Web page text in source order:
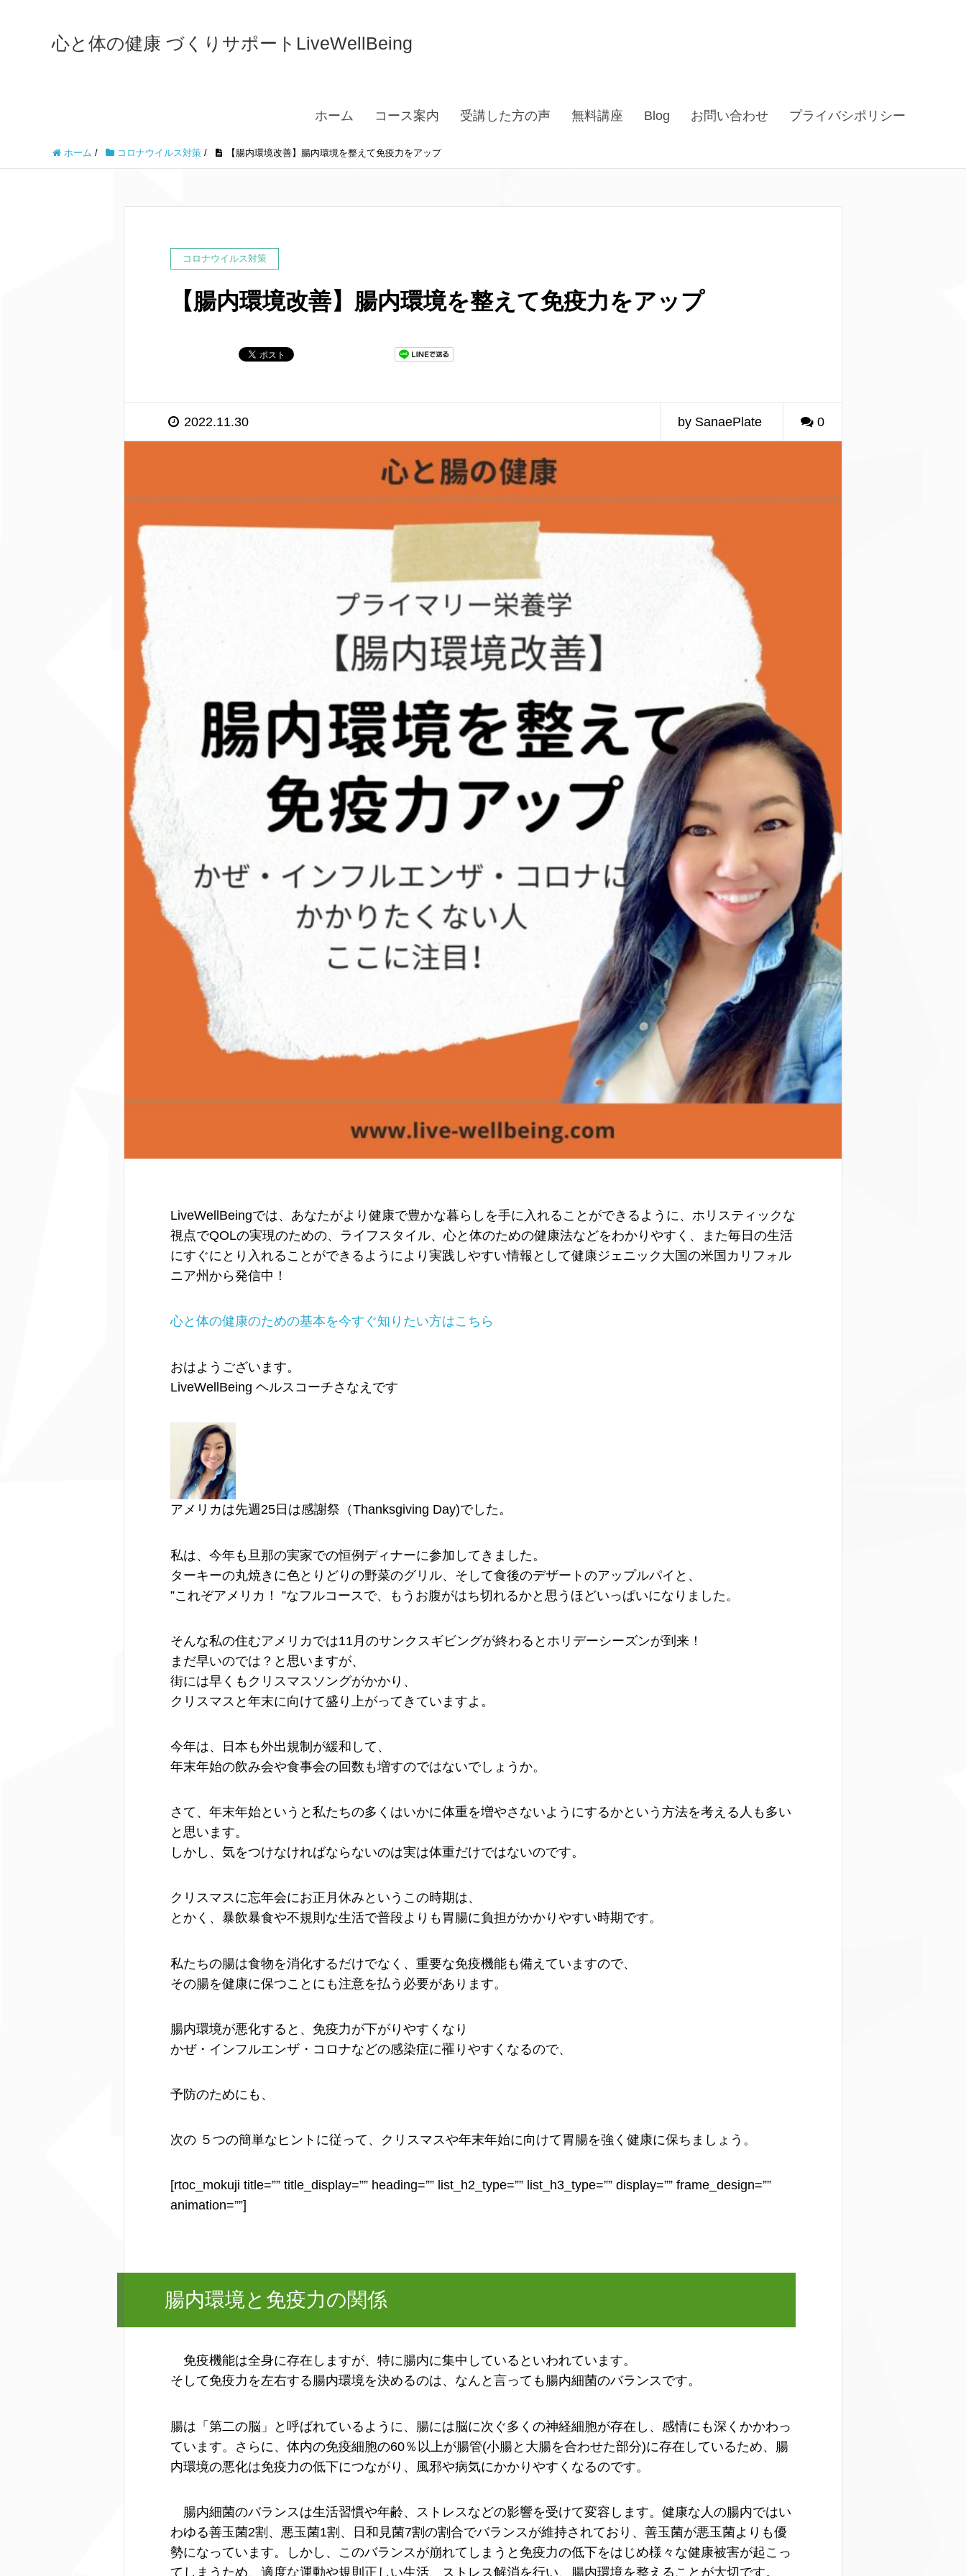
心と体の健康 づくりサポートLiveWellBeing
ホーム コース案内 受講した方の声 無料講座 Blog お問い合わせ プライバシポリシー
ホーム / コロナウイルス対策 / 【腸内環境改善】腸内環境を整えて免疫力をアップ
コロナウイルス対策
【腸内環境改善】腸内環境を整えて免疫力をアップ
2022.11.30 by SanaePlate 0
LiveWellBeingでは、あなたがより健康で豊かな暮らしを手に入れることができるように、ホリスティックな
視点でQOLの実現のための、ライフスタイル、心と体のための健康法などをわかりやすく、また毎日の生活
にすぐにとり入れることができるようにより実践しやすい情報として健康ジェニック大国の米国カリフォル
ニア州から発信中！
心と体の健康のための基本を今すぐ知りたい方はこちら
おはようございます。
LiveWellBeing ヘルスコーチさなえです
アメリカは先週25日は感謝祭（Thanksgiving Day)でした。
私は、今年も旦那の実家での恒例ディナーに参加してきました。
ターキーの丸焼きに色とりどりの野菜のグリル、そして食後のデザートのアップルパイと、
”これぞアメリカ！ ”なフルコースで、もうお腹がはち切れるかと思うほどいっぱいになりました。
そんな私の住むアメリカでは11月のサンクスギビングが終わるとホリデーシーズンが到来！
まだ早いのでは？と思いますが、
街には早くもクリスマスソングがかかり、
クリスマスと年末に向けて盛り上がってきていますよ。
今年は、日本も外出規制が緩和して、
年末年始の飲み会や食事会の回数も増すのではないでしょうか。
さて、年末年始というと私たちの多くはいかに体重を増やさないようにするかという方法を考える人も多い
と思います。
しかし、気をつけなければならないのは実は体重だけではないのです。
クリスマスに忘年会にお正月休みというこの時期は、
とかく、暴飲暴食や不規則な生活で普段よりも胃腸に負担がかかりやすい時期です。
私たちの腸は食物を消化するだけでなく、重要な免疫機能も備えていますので、
その腸を健康に保つことにも注意を払う必要があります。
腸内環境が悪化すると、免疫力が下がりやすくなり
かぜ・インフルエンザ・コロナなどの感染症に罹りやすくなるので、
予防のためにも、
次の ５つの簡単なヒントに従って、クリスマスや年末年始に向けて胃腸を強く健康に保ちましょう。
[rtoc_mokuji title=”” title_display=”” heading=”” list_h2_type=”” list_h3_type=”” display=”” frame_design=””
animation=””]
腸内環境と免疫力の関係
免疫機能は全身に存在しますが、特に腸内に集中しているといわれています。
そして免疫力を左右する腸内環境を決めるのは、なんと言っても腸内細菌のバランスです。
腸は「第二の脳」と呼ばれているように、腸には脳に次ぐ多くの神経細胞が存在し、感情にも深くかかわっ
ています。さらに、体内の免疫細胞の60％以上が腸管(小腸と大腸を合わせた部分)に存在しているため、腸
内環境の悪化は免疫力の低下につながり、風邪や病気にかかりやすくなるのです。
腸内細菌のバランスは生活習慣や年齢、ストレスなどの影響を受けて変容します。健康な人の腸内ではい
わゆる善玉菌2割、悪玉菌1割、日和見菌7割の割合でバランスが維持されており、善玉菌が悪玉菌よりも優
勢になっています。しかし、このバランスが崩れてしまうと免疫力の低下をはじめ様々な健康被害が起こっ
てしまうため、適度な運動や規則正しい生活、ストレス解消を行い、腸内環境を整えることが大切です。